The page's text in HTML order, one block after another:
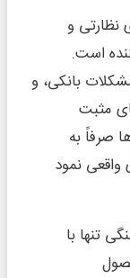
و
است.
بانکی، و
مثبت
صرفاً به
نمود
تنها با